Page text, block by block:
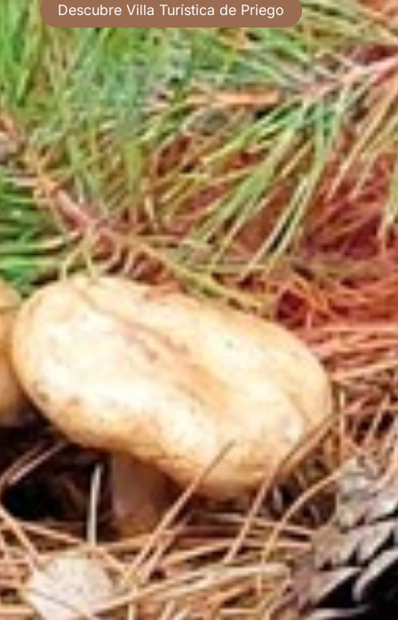
Descubre Villa Turística de Priego